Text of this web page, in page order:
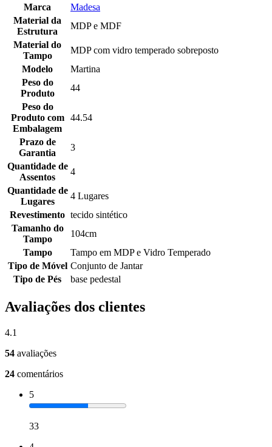
Marca
Madesa
Material da
Estrutura
MDP e MDF
Material do
Tampo
MDP com vidro temperado sobreposto
Modelo
Martina
Peso do
Produto
44
Peso do
Produto com
Embalagem
44.54
Prazo de
Garantia
3
Quantidade de
Assentos
4
Quantidade de
Lugares
4 Lugares
Revestimento tecido sintético
Tamanho do
Tampo
104cm
Tampo
Tampo em MDP e Vidro Temperado
Tipo de Móvel Conjunto de Jantar
Tipo de Pés
base pedestal
Avaliações dos clientes
4.1
54 avaliações
24 comentários
5
33